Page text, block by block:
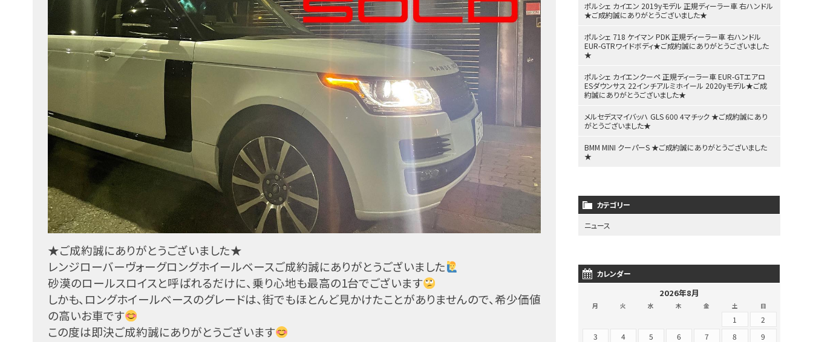
★ご成約誠にありがとうございました★
レンジローバーヴォーグロングホイールベースご成約誠にありがとうございました
砂漠のロールスロイスと呼ばれるだけに、乗り心地も最高の1台でございます
しかも、ロングホイールベースのグレードは、街でもほとんど見かけたことがありませんので、希少価値
の高いお車です
この度は即決ご成約誠にありがとうございます
ポルシェ カイエン 2019yモデル 正規ディーラー車 右ハンドル
★ご成約誠にありがとうございました★
ポルシェ 718 ケイマン PDK 正規ディーラー車 右ハンドル
EUR-GTRワイドボディ★ご成約誠にありがとうございました
★
ポルシェ カイエンクーペ 正規ディーラー車 EUR-GTエアロ
ESダウンサス 22インチアルミホイール 2020yモデル★ご成
約誠にありがとうございました★
メルセデスマイバッハ GLS 600 4マチック ★ご成約誠にあり
がとうございました★
BMM MINI クーパーS ★ご成約誠にありがとうございました
★
カテゴリー
ニュース
カレンダー
2026年8月
月 火 水 木 金 土 日
1
2
3
4 5 6 7 8
9